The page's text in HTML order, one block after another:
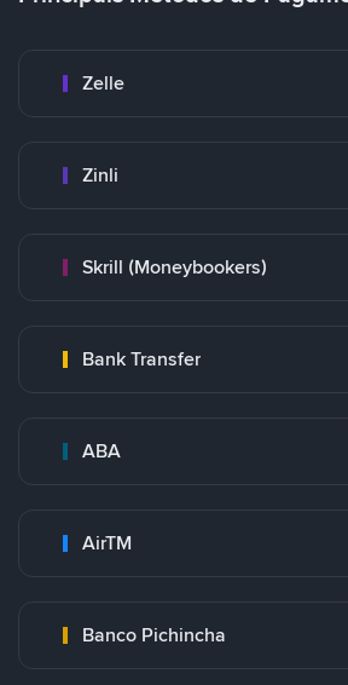
Zelle
Zinli
Skrill (Moneybookers)
Bank Transfer
ABA
AirTM
Banco Pichincha